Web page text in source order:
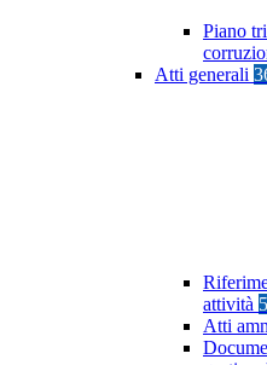
Piano
Atti generali
attività 5
Atti